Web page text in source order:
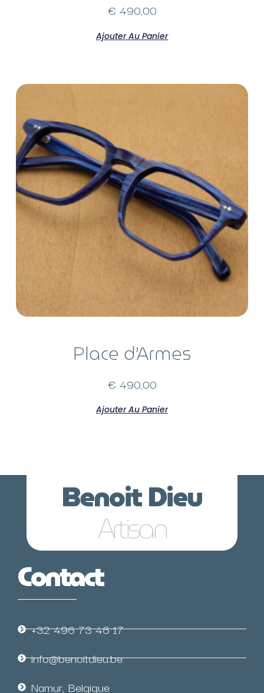
€ 490,00
Ajouter Au Panier
Place d’Armes
€ 490,00
Ajouter Au Panier
Contact
+32 496 73 46 17
info@benoitdieu.be
Namur, Belgique
Benoit Dieu
Lunetier